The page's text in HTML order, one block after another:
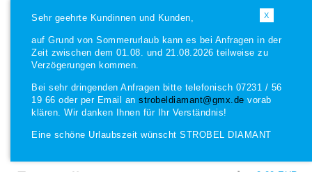
X
Sehr geehrte Kundinnen und Kunden,
auf Grund von Sommerurlaub kann es bei Anfragen in der
Zeit zwischen dem 01.08. und 21.08.2026 teilweise zu
Verzögerungen kommen.
Bei sehr dringenden Anfragen bitte telefonisch 07231 / 56
19 66 oder per Email an strobeldiamant@gmx.de vorab
klären. Wir danken Ihnen für Ihr Verständnis!
Eine schöne Urlaubszeit wünscht STROBEL DIAMANT